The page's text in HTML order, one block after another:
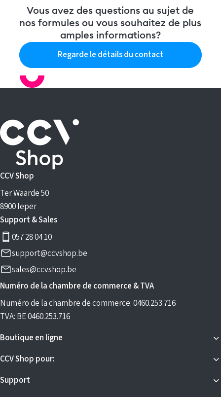
Vous avez des questions au sujet de
nos formules ou vous souhaitez de plus
amples informations?
Regarde le détails du contact
CCV Shop
Ter Waarde 50
8900 Ieper
Support & Sales
057 28 04 10
support@ccvshop.be
sales@ccvshop.be
Numéro de la chambre de commerce & TVA
Numéro de la chambre de commerce: 0460.253.716
TVA: BE 0460.253.716
Boutique en ligne
CCV Shop pour:
Support